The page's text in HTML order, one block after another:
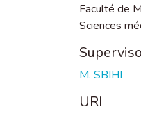
Faculté de
Sciences
M. SBIHI
URI